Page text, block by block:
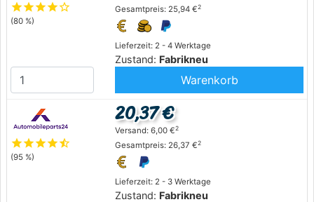
starstarstarstarstar_outline
(80 %)
Lieferzeit: 2 - 4 Werktage
Zustand: Fabrikneu
Gesamtpreis: 25,94 €2
Warenkorb
starstarstarstarstar_half
(95 %)
Lieferzeit: 2 - 3 Werktage
Zustand: Fabrikneu
20,37 €
Versand: 6,00 €2
Gesamtpreis: 26,37 €2